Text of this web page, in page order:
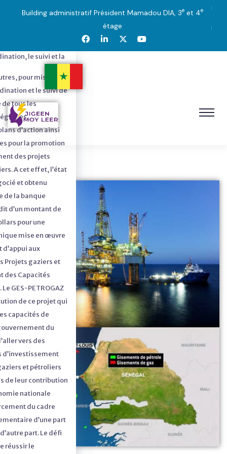
Building administratif Président Mamadou DIA, 3eet 4e
étage
le suivi et la
pétrole et le gaz. A
entre 2014 et
a mis en place
et du
du Président
la
et
est
de conseiller le
dans la
stratégique
est stipulé dans
Pour
en son article
du pétrole. L’unité
et de la
pour missions
et le suivi de
tous les
d’action ainsi
pour la promotion
des projets
A cet effet, l’état
et obtenu
de la banque
d’un montant de
pour une
mise en œuvre
d’appui aux
Projets gaziers et
des Capacités
GES-PETROGAZ
de ce projet qui
capacités de
du
vers des
et pétroliers
de leur contribution
nationale
du cadre
d’une part
part. Le défi
réussir le